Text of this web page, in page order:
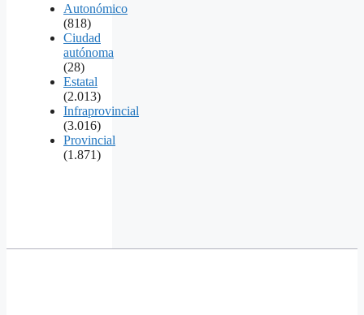
Autonómico
(818)
Ciudad
autónoma
(28)
Estatal
(2.013)
Infraprovincial
(3.016)
Provincial
(1.871)